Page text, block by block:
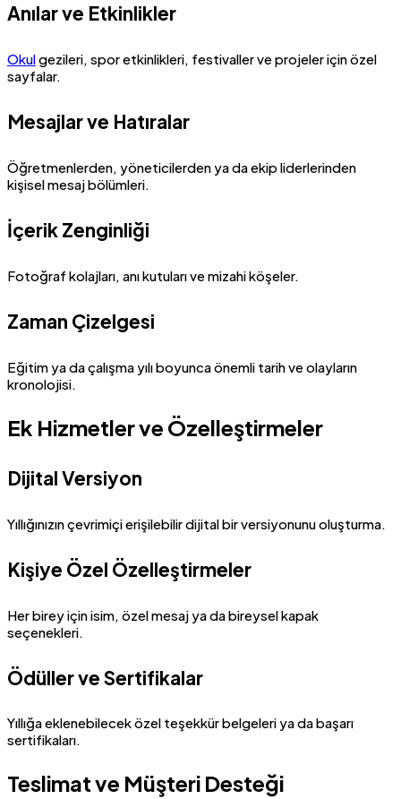
Anılar ve Etkinlikler
Okulgezileri, spor etkinlikleri, festivaller ve projeler için özel
sayfalar.
Mesajlar ve Hatıralar
Öğretmenlerden, yöneticilerden ya da ekip liderlerinden
kişisel mesaj bölümleri.
İçerik Zenginliği
Fotoğraf kolajları, anı kutuları ve mizahi köşeler.
Zaman Çizelgesi
Eğitim ya da çalışma yılı boyunca önemli tarih ve olayların
kronolojisi.
Ek Hizmetler ve Özelleştirmeler
Dijital Versiyon
Yıllığınızın çevrimiçi erişilebilir dijital bir versiyonunu oluşturma.
Kişiye Özel Özelleştirmeler
Her birey için isim, özel mesaj ya da bireysel kapak
seçenekleri.
Ödüller ve Sertifikalar
Yıllığa eklenebilecek özel teşekkür belgeleri ya da başarı
sertifikaları.
Teslimat ve Müşteri Desteği